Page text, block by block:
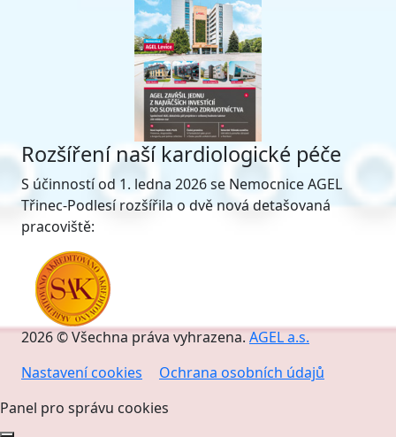
Rozšíření naší kardiologické péče
S účinností od 1. ledna 2026 se Nemocnice AGEL
Třinec-Podlesí rozšířila o dvě nová detašovaná
pracoviště:
2026 © Všechna práva vyhrazena. AGEL a.s.
Nastavení cookies
Ochrana osobních údajů
Panel pro správu cookies